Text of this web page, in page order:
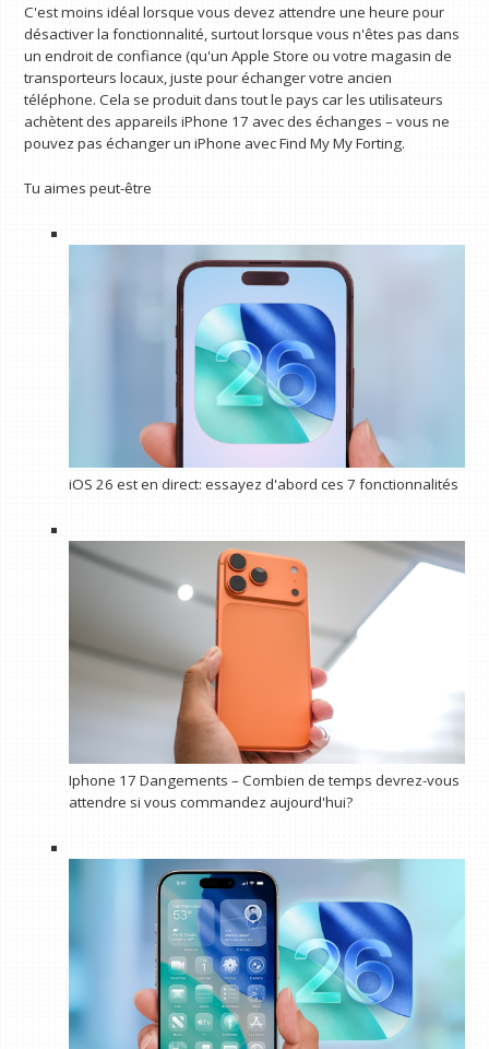
C'est moins idéal lorsque vous devez attendre une heure pour
désactiver la fonctionnalité, surtout lorsque vous n'êtes pas dans
un endroit de confiance (qu'un Apple Store ou votre magasin de
transporteurs locaux, juste pour échanger votre ancien
téléphone. Cela se produit dans tout le pays car les utilisateurs
achètent des appareils iPhone 17 avec des échanges – vous ne
pouvez pas échanger un iPhone avec Find My My Forting.
Tu aimes peut-être
iOS 26 est en direct: essayez d'abord ces 7 fonctionnalités
Iphone 17 Dangements – Combien de temps devrez-vous
attendre si vous commandez aujourd'hui?